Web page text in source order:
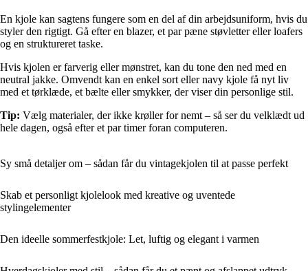
En kjole kan sagtens fungere som en del af din arbejdsuniform, hvis du
styler den rigtigt. Gå efter en blazer, et par pæne støvletter eller loafers
og en struktureret taske.
Hvis kjolen er farverig eller mønstret, kan du tone den ned med en
neutral jakke. Omvendt kan en enkel sort eller navy kjole få nyt liv
med et tørklæde, et bælte eller smykker, der viser din personlige stil.
Tip: Vælg materialer, der ikke krøller for nemt – så ser du velklædt ud
hele dagen, også efter et par timer foran computeren.
Sy små detaljer om – sådan får du vintagekjolen til at passe perfekt
Skab et personligt kjolelook med kreative og uventede
stylingelementer
Den ideelle sommerfestkjole: Let, luftig og elegant i varmen